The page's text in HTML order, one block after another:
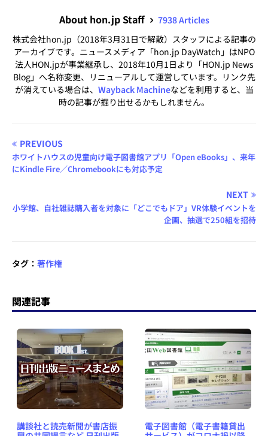
About hon.jp Staff
7938 Articles
株式会社hon.jp（2018年3月31日で解散）スタッフによる記事の
アーカイブです。ニュースメディア「hon.jp DayWatch」はNPO
法人HON.jpが事業継承し、2018年10月1日より「HON.jp News
Blog」へ名称変更、リニューアルして運営しています。リンク先
が消えている場合は、 Wayback Machineなどを利用すると、当
時の記事が掘り出せるかもしれません。
PREVIOUS
ホワイトハウスの児童向け電子図書館アプリ「Open eBooks」、来年
にKindle Fire／Chromebookにも対応予定
NEXT
小学館、自社雑誌購入者を対象に「どこでもドア」VR体験イベントを
企画、抽選で250組を招待
タグ： 著作権
関連記事
講談社と読売新聞が書店振
電子図書館（電子書籍貸出